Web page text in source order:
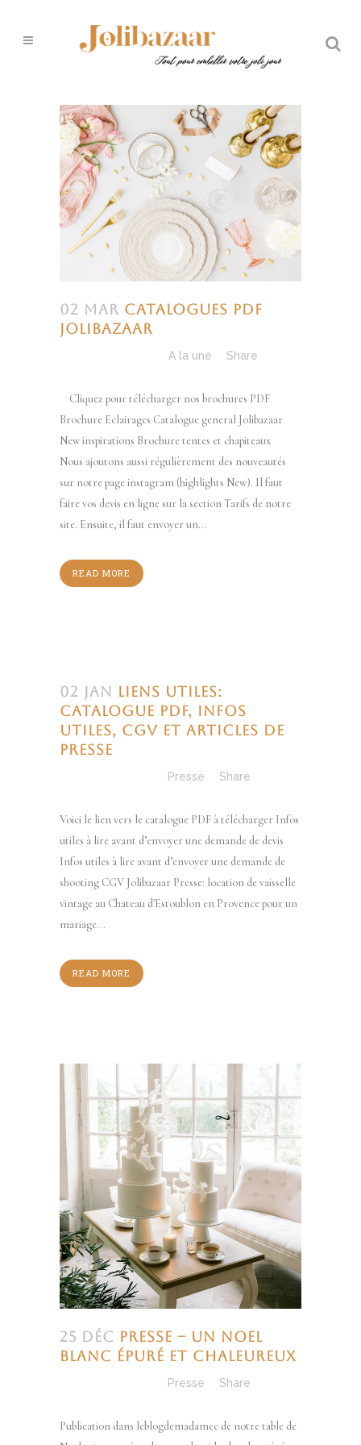
02 Mar Catalogues PDF
Jolibazaar
A la une Share
Cliquez pour télécharger nos brochures PDF
Brochure Eclairages Catalogue general Jolibazaar
New inspirations Brochure tentes et chapiteaux
Nous ajoutons aussi régulièrement des nouveautés
sur notre page instagram (highlights New). Il faut
faire vos devis en ligne sur la section Tarifs de notre
site. Ensuite, il faut envoyer un...
READ MORE
02 Jan Liens utiles:
catalogue PDF, infos
utiles, CGV et articles de
presse
Presse Share
Voici le lien vers le catalogue PDF à télécharger Infos
utiles à lire avant d’envoyer une demande de devis
Infos utiles à lire avant d’envoyer une demande de
shooting CGV Jolibazaar Presse: location de vaisselle
vintage au Chateau d'Estoublon en Provence pour un
mariage...
READ MORE
25 Déc Presse – Un Noel
blanc épuré et chaleureux
Presse Share
Publication dans leblogdemadamec de notre table de